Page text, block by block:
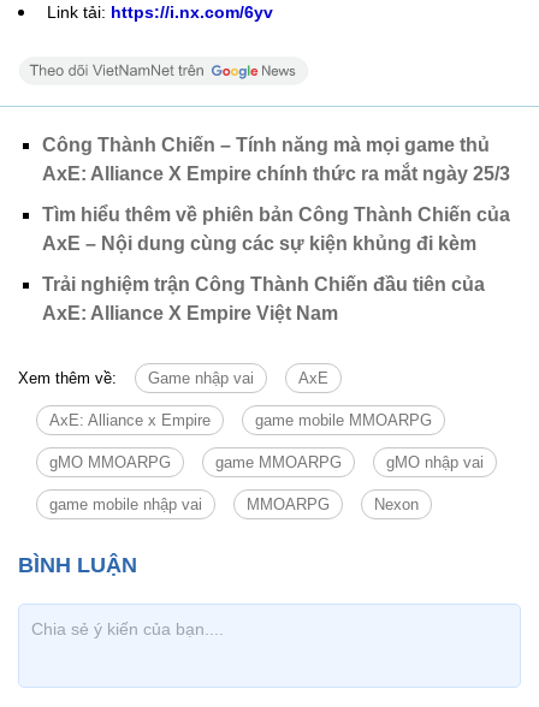
Link tải: https://i.nx.com/6yv
Công Thành Chiến – Tính năng mà mọi game thủ
AxE: Alliance X Empire chính thức ra mắt ngày 25/3
Tìm hiểu thêm về phiên bản Công Thành Chiến của
AxE – Nội dung cùng các sự kiện khủng đi kèm
Trải nghiệm trận Công Thành Chiến đầu tiên của
AxE: Alliance X Empire Việt Nam
Xem thêm về: Game nhập vai AxE
AxE: Alliance x Empire game mobile MMOARPG
gMO MMOARPG game MMOARPG gMO nhập vai
game mobile nhập vai MMOARPG Nexon